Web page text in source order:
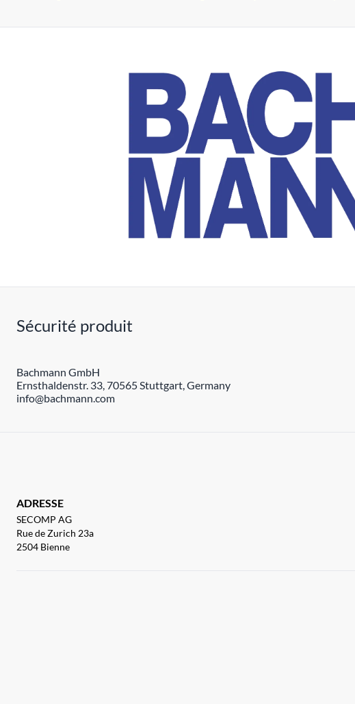
Sécurité produit
Bachmann GmbH
Ernsthaldenstr. 33, 70565 Stuttgart, Germany
info@bachmann.com
ADRESSE
SECOMP AG
Rue de Zurich 23a
2504 Bienne